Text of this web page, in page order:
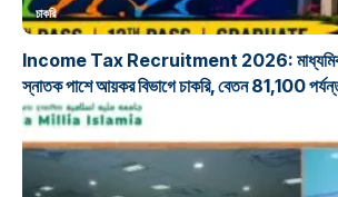
চাকরি
Income Tax Recruitment 2026: মাধ্যমিক,
স্নাতক পাশে আয়কর বিভাগে চাকরি, বেতন 81,100